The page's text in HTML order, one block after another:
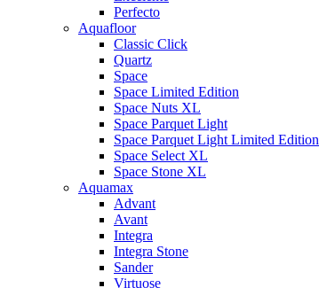
Perfecto
Aquafloor
Classic Click
Quartz
Space
Space Limited Edition
Space Nuts XL
Space Parquet Light
Space Parquet Light Limited Edition
Space Select XL
Space Stone XL
Aquamax
Advant
Avant
Integra
Integra Stone
Sander
Virtuose